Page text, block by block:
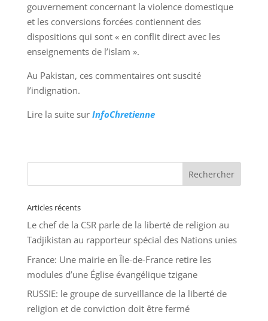
gouvernement concernant la violence domestique
et les conversions forcées contiennent des
dispositions qui sont « en conflit direct avec les
enseignements de l’islam ».
Au Pakistan, ces commentaires ont suscité
l’indignation.
Lire la suite sur InfoChretienne
Articles récents
Le chef de la CSR parle de la liberté de religion au
Tadjikistan au rapporteur spécial des Nations unies
France: Une mairie en Île-de-France retire les
modules d’une Église évangélique tzigane
RUSSIE: le groupe de surveillance de la liberté de
religion et de conviction doit être fermé